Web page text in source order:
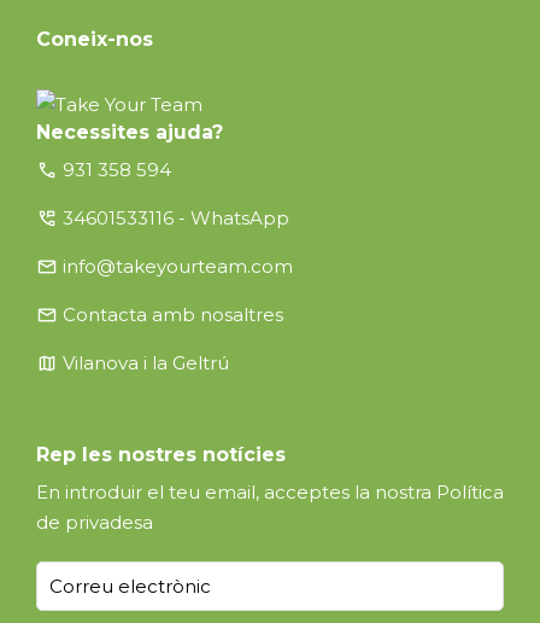
Coneix-nos
Necessites ajuda?
call 931 358 594
perm_phone_msg 34601533116 - WhatsApp
email info@takeyourteam.com
email Contacta amb nosaltres
map Vilanova i la Geltrú
Rep les nostres notícies
En introduir el teu email, acceptes la nostra Política
de privadesa